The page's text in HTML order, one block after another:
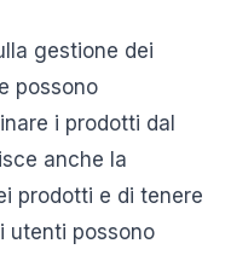
gestione dei
possono
i prodotti dal
anche la
prodotti e di tenere
utenti possono